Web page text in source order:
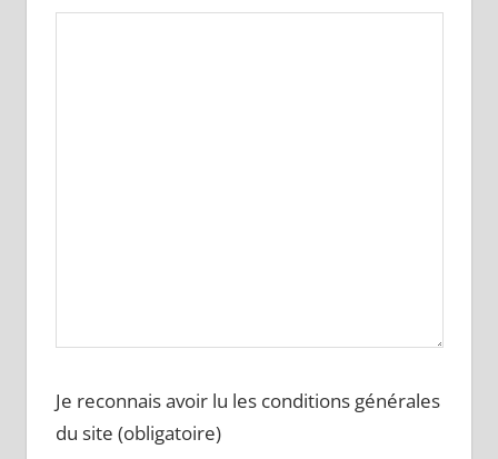
Je reconnais avoir lu les conditions générales
du site (obligatoire)